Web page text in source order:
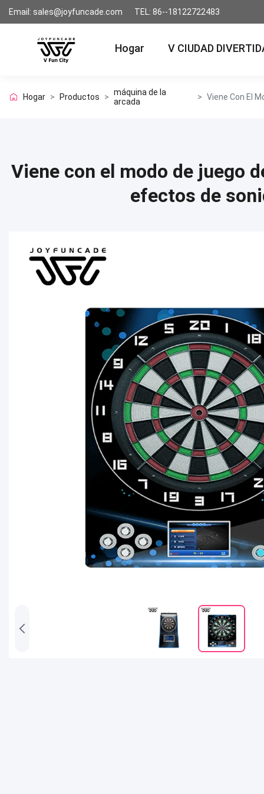
Email: sales@joyfuncade.com TEL: 86--18122722483
Hogar V CIUDAD
Hogar > Productos > máquina de la
arcada
>
Viene con el modo de juego
efectos de